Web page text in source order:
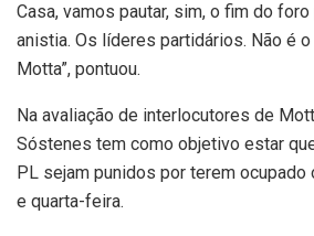
Casa, vamos pautar, sim, o fim do
anistia. Os líderes partidários. Não é
Motta”, pontuou.
Na avaliação de interlocutores de
Sóstenes tem como objetivo estar
PL sejam punidos por terem ocupado
e quarta-feira.